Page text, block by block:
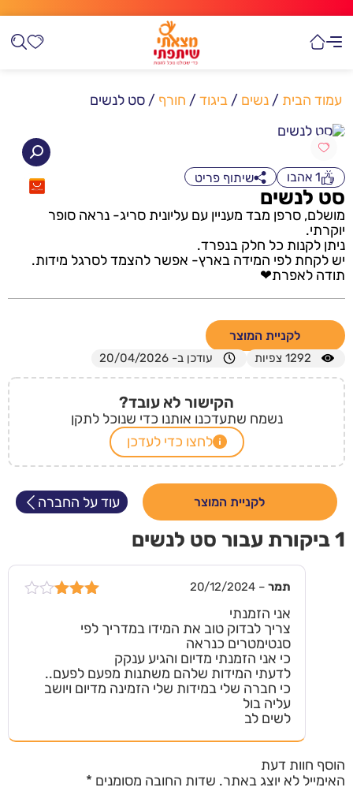
עמוד הבית / נשים / ביגוד/ חורף / סט לנשים
1 אהבו שיתוף פריט
סט לנשים
מושלם, סרפן מבד מעניין עם עליונית סריג- נראה סופר
יוקרתי.
ניתן לקנות כל חלק בנפרד.
יש לקחת לפי המידה בארץ- אפשר להצמד לסרגל מידות.
תודה לאפרת❤
לקניית המוצר
1292 צפיות עודכן ב- 20/04/2026
הקישור לא עובד?
נשמח שתעדכנו אותנו כדי שנוכל לתקן
לחצו כדי לעדכן
לקניית המוצר עוד על החברה
1 ביקורת עבור סט לנשים
מתוך 5
תמר –
20/12/2024
אני הזמנתי
צריך לבדוק טוב את המידו במדריך לפי
סנטימטרים כנראה
כי אני הזמנתי מדיום והגיע ענקק
לדעתי המידות שלהם משתנות מפעם לפעם..
כי חברה שלי במידות שלי הזמינה מדיום ויושב
עליה בול
לשים לב
הוסף חוות דעת
האימייל לא יוצג באתר. שדות החובה מסומנים *